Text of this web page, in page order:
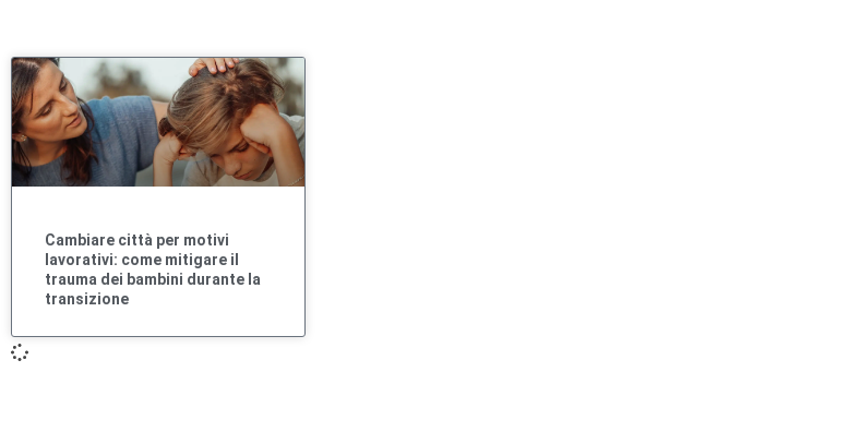
Cambiare città per motivi
lavorativi: come mitigare il
trauma dei bambini durante la
transizione